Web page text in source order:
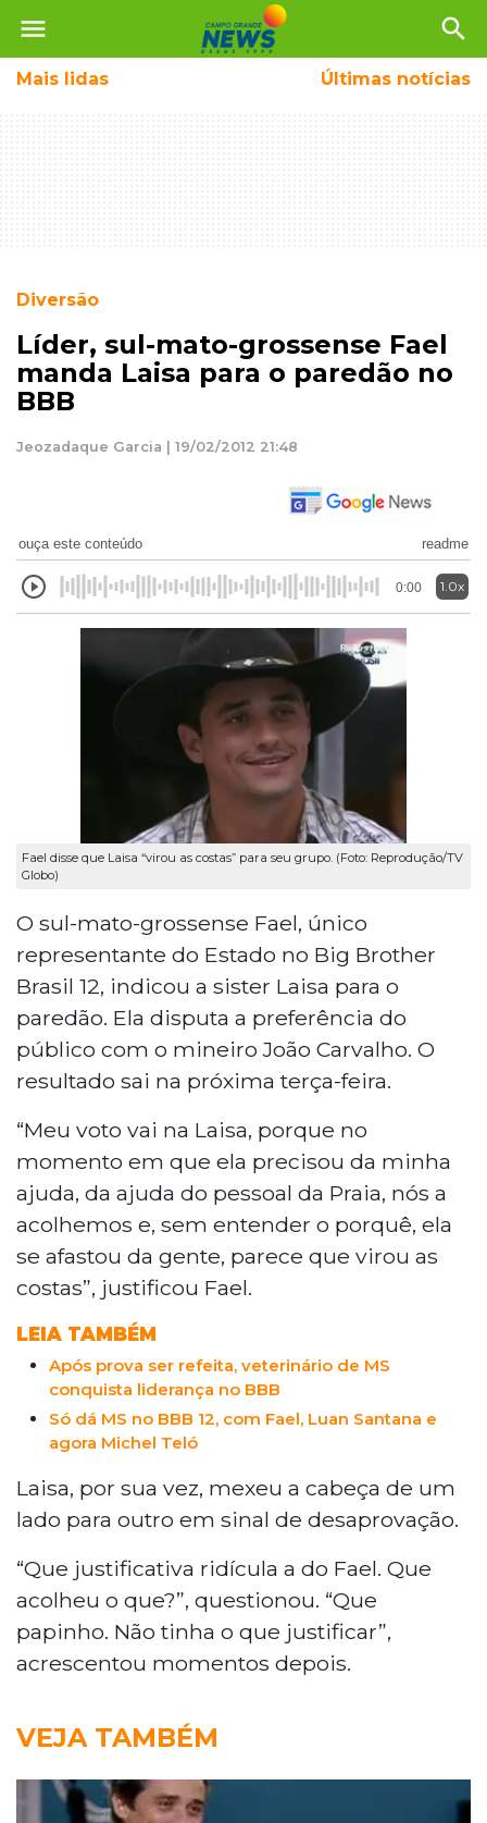
menu search
Mais lidas Últimas notícias
Diversão
Líder, sul-mato-grossense Fael
manda Laisa para o paredão no
BBB
Jeozadaque Garcia | 19/02/2012 21:48
ouça este conteúdo readme
0:00 1.0x
Fael disse que Laisa “virou as costas” para seu grupo. (Foto: Reprodução/TV
Globo)
O sul-mato-grossense Fael, único
representante do Estado no Big Brother
Brasil 12, indicou a sister Laisa para o
paredão. Ela disputa a preferência do
público com o mineiro João Carvalho. O
resultado sai na próxima terça-feira.
“Meu voto vai na Laisa, porque no
momento em que ela precisou da minha
ajuda, da ajuda do pessoal da Praia, nós a
acolhemos e, sem entender o porquê, ela
se afastou da gente, parece que virou as
costas”, justificou Fael.
LEIA TAMBÉM
Após prova ser refeita, veterinário de MS
conquista liderança no BBB
Só dá MS no BBB 12, com Fael, Luan Santana e
agora Michel Teló
Laisa, por sua vez, mexeu a cabeça de um
lado para outro em sinal de desaprovação.
“Que justificativa ridícula a do Fael. Que
acolheu o que?”, questionou. “Que
papinho. Não tinha o que justificar”,
acrescentou momentos depois.
VEJA TAMBÉM